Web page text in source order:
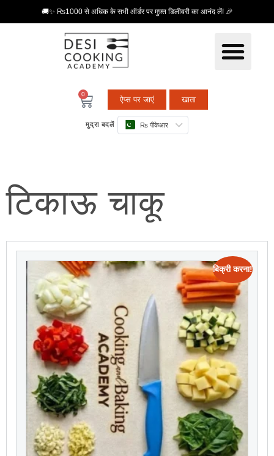
🚚✨ ₨1000 से अधिक के सभी ऑर्डर पर मुफ़्त डिलीवरी का आनंद लें! 🎉
0
ऐप्स पर जाएं खाता
मुद्रा बदलें ₨ पीकेआर
टिकाऊ चाकू
बिक्री करना!